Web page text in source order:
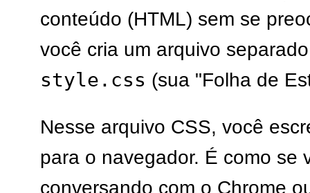
conteúdo (HTML) sem se
você cria um arquivo
style.css (sua "Folha de
Nesse arquivo CSS, você
para o navegador. É como se
conversando com o Chrome